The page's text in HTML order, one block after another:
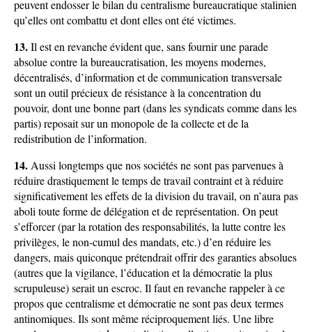
peuvent endosser le bilan du centralisme bureaucratique stalinien
qu’elles ont combattu et dont elles ont été victimes.
13.Il est en revanche évident que, sans fournir une parade
absolue contre la bureaucratisation, les moyens modernes,
décentralisés, d’information et de communication transversale
sont un outil précieux de résistance à la concentration du
pouvoir, dont une bonne part (dans les syndicats comme dans les
partis) reposait sur un monopole de la collecte et de la
redistribution de l’information.
14. Aussi longtemps que nos sociétés ne sont pas parvenues à
réduire drastiquement le temps de travail contraint et à réduire
significativement les effets de la division du travail, on n’aura pas
aboli toute forme de délégation et de représentation. On peut
s’efforcer (par la rotation des responsabilités, la lutte contre les
privilèges, le non-cumul des mandats, etc.) d’en réduire les
dangers, mais quiconque prétendrait offrir des garanties absolues
(autres que la vigilance, l’éducation et la démocratie la plus
scrupuleuse) serait un escroc. Il faut en revanche rappeler à ce
propos que centralisme et démocratie ne sont pas deux termes
antinomiques. Ils sont même réciproquement liés. Une libre